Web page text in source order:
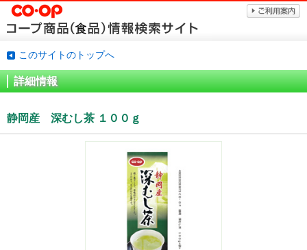
このサイトのトップへ
詳細情報
静岡産 深むし茶 １００ｇ